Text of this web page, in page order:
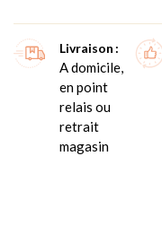
Livraison
A domicile,
en point
relais ou
retrait
magasin